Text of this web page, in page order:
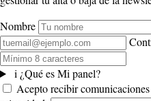
Nombre
i ¿Qué es Mi panel?
Acepto recibir